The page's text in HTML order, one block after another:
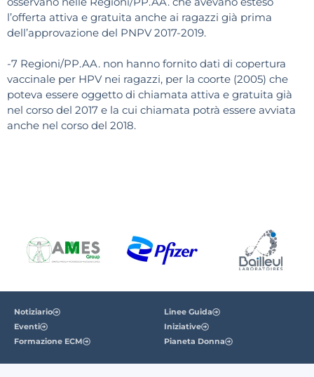
l’offerta attiva e gratuita anche ai ragazzi già prima
dell’approvazione del PNPV 2017-2019.
-7 Regioni/PP.AA. non hanno fornito dati di copertura
vaccinale per HPV nei ragazzi, per la coorte (2005) che
poteva essere oggetto di chiamata attiva e gratuita già
nel corso del 2017 e la cui chiamata potrà essere avviata
anche nel corso del 2018.
Notiziario
Eventi
Formazione ECM
Linee Guida
Iniziative
Pianeta Donna